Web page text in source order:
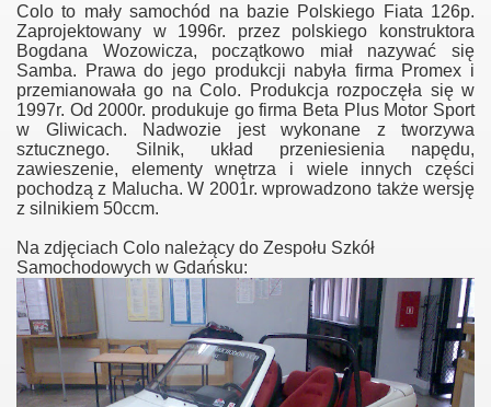
Colo to mały samochód na bazie Polskiego Fiata 126p.
Zaprojektowany w 1996r. przez polskiego konstruktora
Bogdana Wozowicza, początkowo miał nazywać się
Samba. Prawa do jego produkcji nabyła firma Promex i
przemianowała go na Colo. Produkcja rozpoczęła się w
1997r. Od 2000r. produkuje go firma Beta Plus Motor Sport
w Gliwicach. Nadwozie jest wykonane z tworzywa
sztucznego. Silnik, układ przeniesienia napędu,
zawieszenie, elementy wnętrza i wiele innych części
pochodzą z Malucha. W 2001r. wprowadzono także wersję
z silnikiem 50ccm.
Na zdjęciach Colo należący do Zespołu Szkół
Samochodowych w Gdańsku: